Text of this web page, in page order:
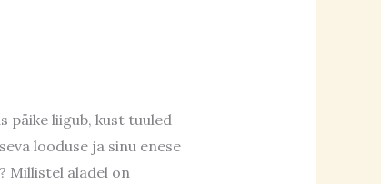
päike liigub, kust tuuled
looduse ja sinu enese
Millistel aladel on